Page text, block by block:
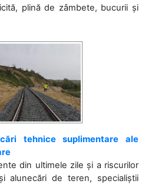
plină de zâmbete, bucurii și
tehnice suplimentare ale
din ultimele zile și a riscurilor
alunecări de teren, specialiștii